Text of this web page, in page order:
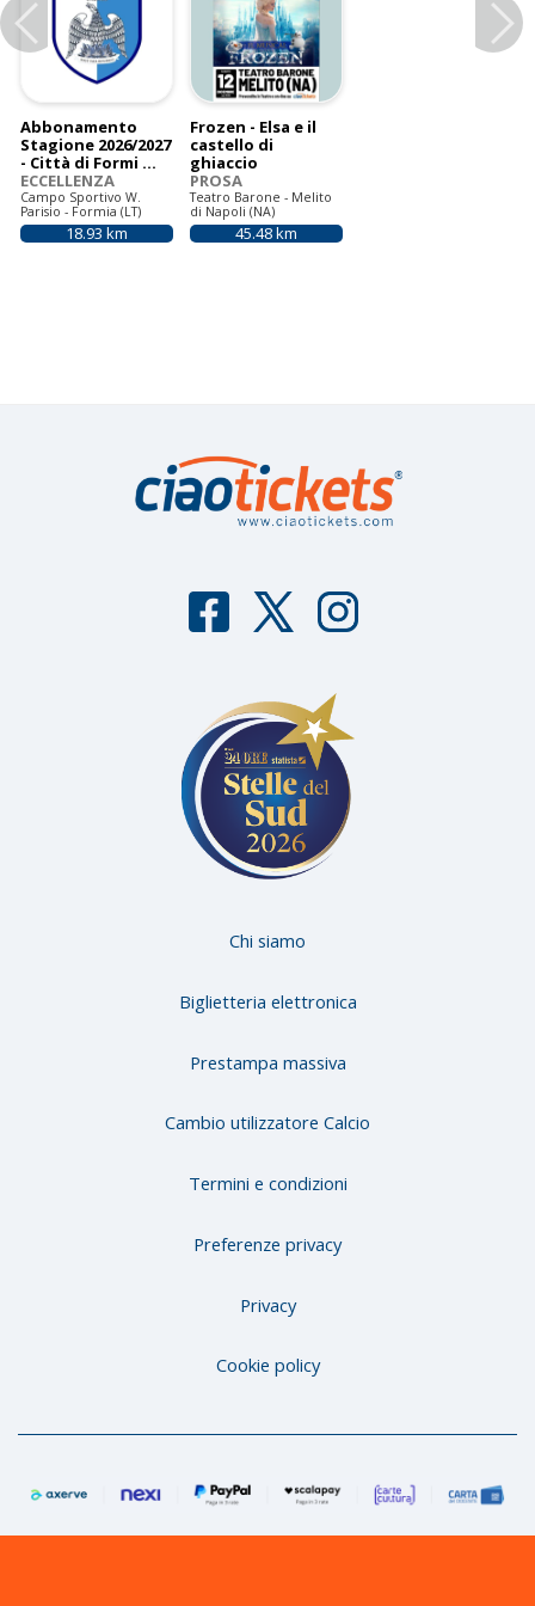
а
л
н
ы
е
в
Abbonamento
Stagione 2026/2027
- Città di Formi ...
ECCELLENZA
Campo Sportivo W.
Parisio - Formia (LT)
18.93 km
Frozen - Elsa e il
castello di
ghiaccio
PROSA
Teatro Barone - Melito
di Napoli (NA)
45.48 km
ram
Chi siamo
Biglietteria elettronica
Prestampa massiva
Cambio utilizzatore Calcio
Termini e condizioni
Preferenze privacy
Privacy
Cookie policy